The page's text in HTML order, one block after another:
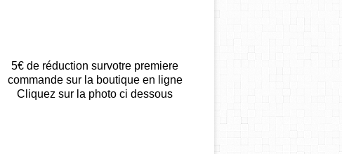
5€ de réduction survotre premiere
commande sur la boutique en ligne
Cliquez sur la photo ci dessous